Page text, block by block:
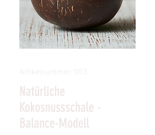
Artikelnummer: 003
Natürliche
Kokosnussschale -
Balance-Modell